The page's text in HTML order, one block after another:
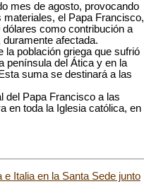
mes de agosto, provocando
el Papa Francisco,
como contribución a
afectada.
población griega que sufrió
península del Ática y en la
suma se destinará a las
del Papa Francisco a las
en toda la Iglesia católica, en
Italia en la Santa Sede junto